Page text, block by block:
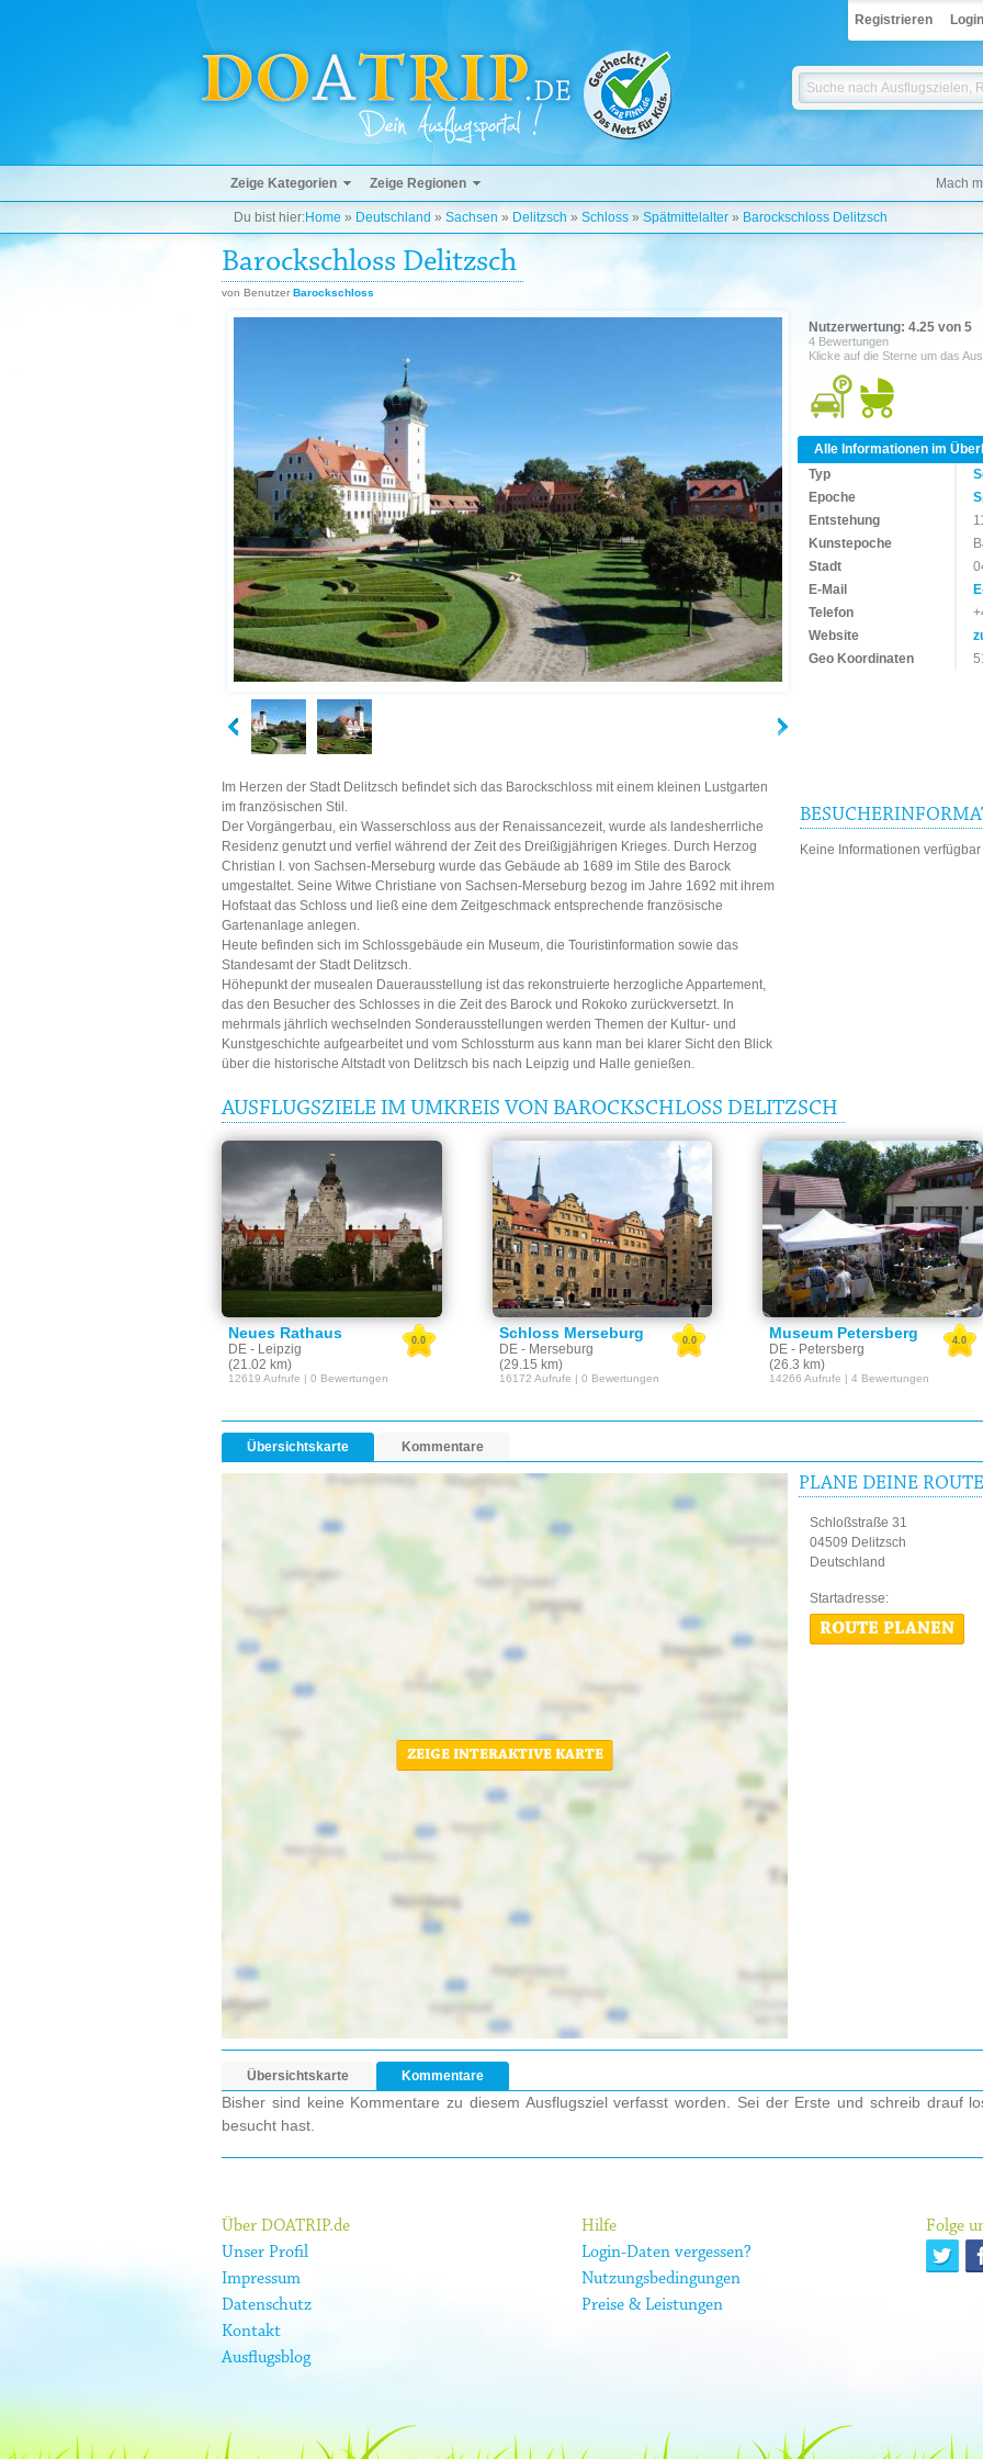
Registrieren Login
Zeige Kategorien Zeige Regionen Mach
Du bist hier:Home » Deutschland » Sachsen » Delitzsch » Schloss » Spätmittelalter » Barockschloss Delitzsch
Barockschloss Delitzsch
von Benutzer Barockschloss
Nutzerwertung: 4.25 von 5
4 Bewertungen
Klicke auf die Sterne um das
Alle Informationen im
Typ
Epoche
Entstehung
Kunstepoche
Stadt
E-Mail
Telefon
Website
Geo Koordinaten
Im Herzen der Stadt Delitzsch befindet sich das Barockschloss mit einem kleinen Lustgarten
im französischen Stil.
Der Vorgängerbau, ein Wasserschloss aus der Renaissancezeit, wurde als landesherrliche
Residenz genutzt und verfiel während der Zeit des Dreißigjährigen Krieges. Durch Herzog
Christian I. von Sachsen-Merseburg wurde das Gebäude ab 1689 im Stile des Barock
umgestaltet. Seine Witwe Christiane von Sachsen-Merseburg bezog im Jahre 1692 mit ihrem
Hofstaat das Schloss und ließ eine dem Zeitgeschmack entsprechende französische
Gartenanlage anlegen.
Heute befinden sich im Schlossgebäude ein Museum, die Touristinformation sowie das
Standesamt der Stadt Delitzsch.
Höhepunkt der musealen Dauerausstellung ist das rekonstruierte herzogliche Appartement,
das den Besucher des Schlosses in die Zeit des Barock und Rokoko zurückversetzt. In
mehrmals jährlich wechselnden Sonderausstellungen werden Themen der Kultur- und
Kunstgeschichte aufgearbeitet und vom Schlossturm aus kann man bei klarer Sicht den Blick
über die historische Altstadt von Delitzsch bis nach Leipzig und Halle genießen.
Keine Informationen verfügbar
AUSFLUGSZIELE IM UMKREIS VON BAROCKSCHLOSS DELITZSCH
Neues Rathaus
DE - Leipzig
(21.02 km)
0.0
12619 Aufrufe | 0 Bewertungen
Schloss Merseburg
DE - Merseburg
(29.15 km)
0.0
16172 Aufrufe | 0 Bewertungen
Museum Petersberg
DE - Petersberg
(26.3 km)
4.0
14266 Aufrufe | 4 Bewertungen
Übersichtskarte Kommentare
ZEIGE INTERAKTIVE KARTE
PLANE DEINE ROUTE
Schloßstraße 31
04509 Delitzsch
Deutschland
ROUTE PLANEN
Übersichtskarte Kommentare
Bisher sind keine Kommentare zu diesem Ausflugsziel verfasst worden. Sei der Erste und schreib drauf
besucht hast.
Über DOATRIP.de
Unser Profil
Impressum
Datenschutz
Kontakt
Ausflugsblog
Hilfe
Login-Daten vergessen?
Nutzungsbedingungen
Preise & Leistungen
Folge